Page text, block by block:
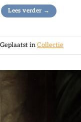
Lees verder →
Geplaatst inCollectie